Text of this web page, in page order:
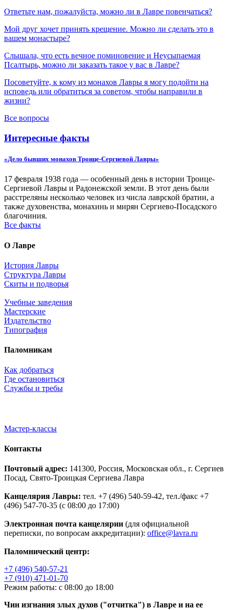
Ответьте нам, пожалуйста, можно ли в Лавре повенчаться?
Мой друг хочет принять крещение. Можно ли сделать это в
вашем монастыре?
Слышала, что есть вечное поминовение и Неусыпаемая
Псалтырь, можно ли заказать такое у вас в Лавре?
Посоветуйте, к кому из монахов Лавры я могу подойти на
исповедь или обратиться за советом, чтобы направили в
жизни?
Все вопросы
Интересные факты
«Дело бывших монахов Троице-Сергиевой Лавры»
17 февраля 1938 года — особенный день в истории Троице-
Сергиевой Лавры и Радонежской земли. В этот день были
расстреляны несколько человек из числа лаврской братии, а
также духовенства, монахинь и мирян Сергиево-Посадского
благочиния.
Все факты
О Лавре
История Лавры
Структура Лавры
Скиты и подворья
Учебные заведения
Мастерские
Издательство
Типография
Паломникам
Как добраться
Где остановиться
Службы и требы
Мастер-классы
Контакты
Почтовый адрес: 141300, Россия, Московская обл., г. Сергиев
Посад, Свято-Троицкая Сергиева Лавра
Канцелярия Лавры: тел. +7 (496) 540-59-42, тел./факс +7
(496) 547-70-35 (с 08:00 до 17:00)
Электронная почта канцелярии (для официальной
переписки, по вопросам аккредитации): office@lavra.ru
Паломнический центр:
+7 (496) 540-57-21
+7 (910) 471-01-70
Режим работы: с 08:00 до 18:00
Чин изгнания злых духов ("отчитка") в Лавре и на ее